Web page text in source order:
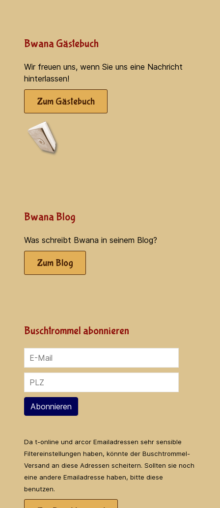
Bwana Gästebuch
Wir freuen uns, wenn Sie uns eine Nachricht
hinterlassen!
Zum Gästebuch
Bwana Blog
Was schreibt Bwana in seinem Blog?
Zum Blog
Buschtrommel abonnieren
Abonnieren
Da t-online und arcor Emailadressen sehr sensible
Filtereinstellungen haben, könnte der Buschtrommel-
Versand an diese Adressen scheitern. Sollten sie noch
eine andere Emailadresse haben, bitte diese
benutzen.